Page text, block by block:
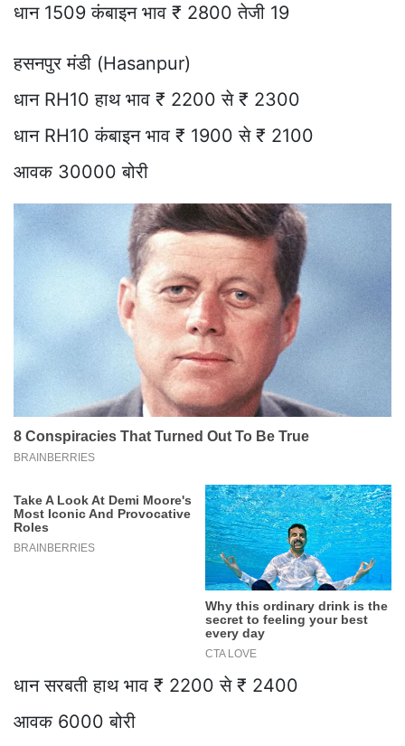
धान 1509 कंबाइन भाव ₹ 2800 तेजी 19
हसनपुर मंडी (Hasanpur)
धान RH10 हाथ भाव ₹ 2200 से ₹ 2300
धान RH10 कंबाइन भाव ₹ 1900 से ₹ 2100
आवक 30000 बोरी
धान सरबती हाथ भाव ₹ 2200 से ₹ 2400
आवक 6000 बोरी